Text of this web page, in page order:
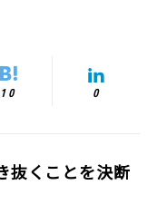
10 0
抜くことを決断